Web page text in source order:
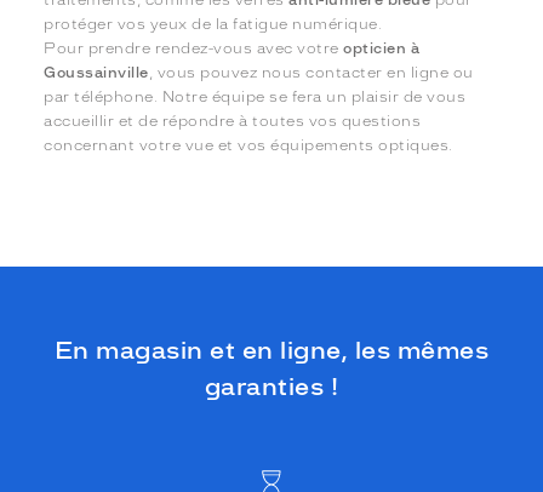
protéger vos yeux de la fatigue numérique.
Pour prendre rendez-vous avec votreopticien à
Goussainville , vous pouvez nous contacter en ligne ou
par téléphone. Notre équipe se fera un plaisir de vous
accueillir et de répondre à toutes vos questions
concernant votre vue et vos équipements optiques.
En magasin et en ligne, les mêmes
garanties !